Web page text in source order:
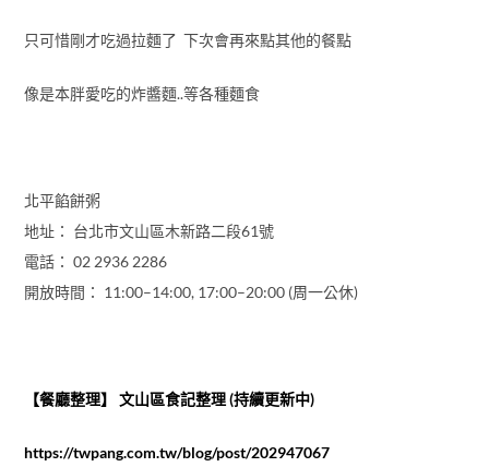
只可惜剛才吃過拉麵了 下次會再來點其他的餐點
像是本胖愛吃的炸醬麵..等各種麵食
北平餡餅粥
地址： 台北市文山區木新路二段61號
電話： 02 2936 2286
開放時間： 11:00–14:00, 17:00–20:00 (周一公休)
【餐廳整理】 文山區食記整理 (持續更新中)
https://twpang.com.tw/blog/post/202947067